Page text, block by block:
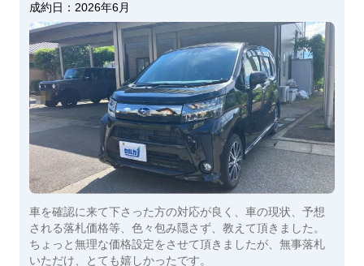
成約日： 2026年6月
車を確認に来て下さった方の対応が良く、車の現状、予想
される落札価格等、色々包み隠さず、教えて頂きました。
ちょっと無理な価格設定をさせて頂きましたが、無事落札
いただけ、とても嬉しかったです。